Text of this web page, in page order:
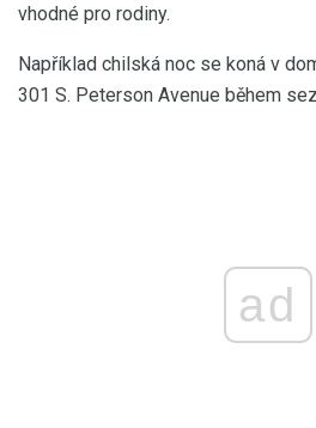
vhodné pro rodiny.
Například chilská noc se koná v
301 S. Peterson Avenue během
ad